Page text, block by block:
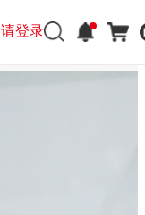
请登录